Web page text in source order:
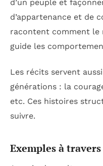
d’un peuple et
d’appartenance et de
racontent comment le
guide les
Les récits servent
générations : la
etc. Ces histoires
suivre.
Exemples à